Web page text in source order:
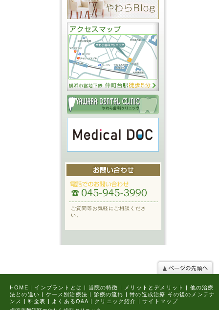
ご質問等お気軽にご相談くださ
い。
HOME | インプラントとは | 当院の特徴 | メリットとデメリット | 他の治療
法との違い | ケース別治療法 | 診療の流れ | 骨の造成治療 その後のメンテナ
ンス
| 料金表 | よくあるQ&A | クリニック紹介 | サイトマップ